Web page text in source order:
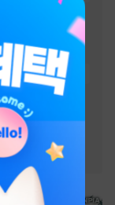
#
몸정>맘정
#순정남 #절륜남
#상처남 #오해
왕족/귀족
#운명적사랑